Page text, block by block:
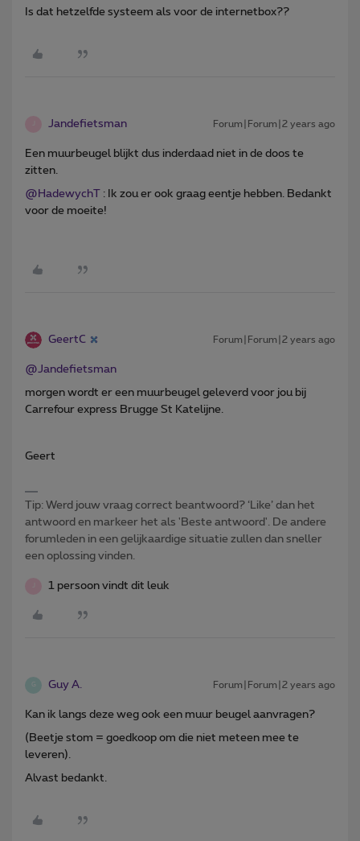
Is dat hetzelfde systeem als voor de internetbox??
Jandefietsman Forum|Forum|2 years ago
Een muurbeugel blijkt dus inderdaad niet in de doos te
zitten.
@HadewychT : Ik zou er ook graag eentje hebben. Bedankt
voor de moeite!
GeertC Forum|Forum|2 years ago
@Jandefietsman
morgen wordt er een muurbeugel geleverd voor jou bij
Carrefour express Brugge St Katelijne.
Geert
Tip: Werd jouw vraag correct beantwoord? ‘Like’ dan het
antwoord en markeer het als 'Beste antwoord'. De andere
forumleden in een gelijkaardige situatie zullen dan sneller
een oplossing vinden.
1 persoon vindt dit leuk
G Guy A. Forum|Forum|2 years ago
Kan ik langs deze weg ook een muur beugel aanvragen?
(Beetje stom = goedkoop om die niet meteen mee te
leveren).
Alvast bedankt.